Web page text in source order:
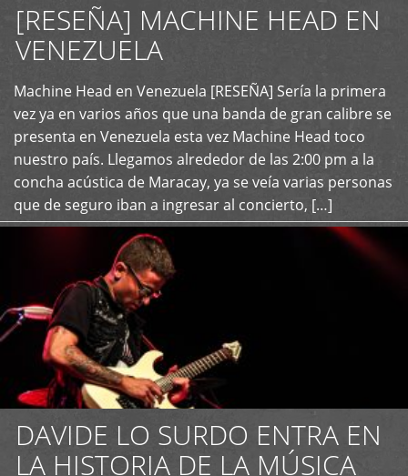
[RESEÑA] MACHINE HEAD EN
VENEZUELA
Machine Head en Venezuela [RESEÑA] Sería la primera
vez ya en varios años que una banda de gran calibre se
presenta en Venezuela esta vez Machine Head toco
nuestro país. Llegamos alrededor de las 2:00 pm a la
concha acústica de Maracay, ya se veía varias personas
que de seguro iban a ingresar al concierto, […]
+
DAVIDE LO SURDO ENTRA EN
LA HISTORIA DE LA MÚSICA